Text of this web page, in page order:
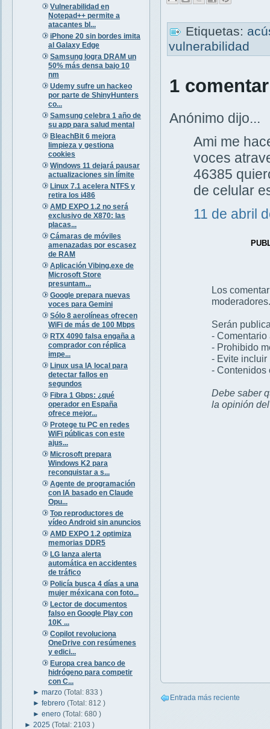
Vulnerabilidad en
Notepad++ permite a
atacantes bl...
iPhone 20 sin bordes imita
al Galaxy Edge
Samsung logra DRAM un
50% más densa bajo 10
nm
Udemy sufre un hackeo
por parte de ShinyHunters
co...
Samsung celebra 1 año de
su app para salud mental
BleachBit 6 mejora
limpieza y gestiona
cookies
Windows 11 dejará pausar
actualizaciones sin límite
Linux 7.1 acelera NTFS y
retira los i486
AMD EXPO 1.2 no será
exclusivo de X870: las
placas...
Cámaras de móviles
amenazadas por escasez
de RAM
Aplicación Vibing.exe de
Microsoft Store
presuntam...
Google prepara nuevas
voces para Gemini
Sólo 8 aerolíneas ofrecen
WiFi de más de 100 Mbps
RTX 4090 falsa engaña a
comprador con réplica
impe...
Linux usa IA local para
detectar fallos en
segundos
Fibra 1 Gbps: ¿qué
operador en España
ofrece mejor...
Protege tu PC en redes
WiFi públicas con este
ajus...
Microsoft prepara
Windows K2 para
reconquistar a s...
Agente de programación
con IA basado en Claude
Opu...
Top reproductores de
vídeo Android sin anuncios
AMD EXPO 1.2 optimiza
memorias DDR5
LG lanza alerta
automática en accidentes
de tráfico
Policía busca 4 días a una
mujer méxicana con foto...
Lector de documentos
falso en Google Play con
10K ...
Copilot revoluciona
OneDrive con resúmenes
y edici...
Europa crea banco de
hidrógeno para competir
con C...
►marzo(Total: 833 )
►febrero(Total: 812 )
►enero(Total: 680 )
► 2025 (Total: 2103 )
Etiquetas:
vulnerabilidad
1
Anónimo dijo...
Ami me
voces
46385
de celular
11 de abril
Los
moderadores.
Serán
- Comentario
- Prohibido
- Evite incluir
- Contenidos
Debe saber
la opinión
Entrada más reciente